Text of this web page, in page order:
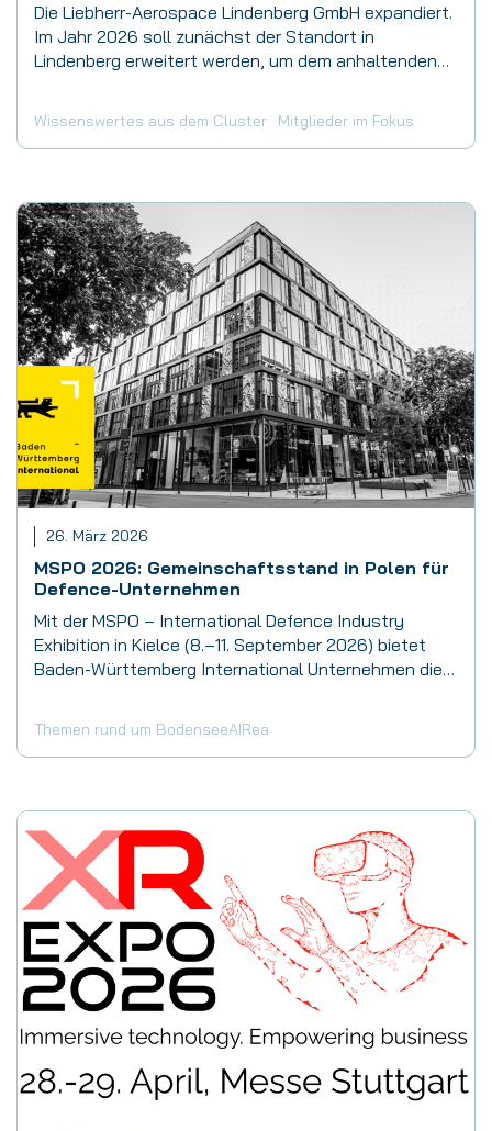
Die Liebherr-Aerospace Lindenberg GmbH expandiert.
Im Jahr 2026 soll zunächst der Standort in
Lindenberg erweitert werden, um dem anhaltenden…
Wissenswertes aus dem Cluster Mitglieder im Fokus
26. März 2026
MSPO 2026: Gemeinschaftsstand in Polen für
Defence-Unternehmen
Mit der MSPO – International Defence Industry
Exhibition in Kielce (8.–11. September 2026) bietet
Baden-Württemberg International Unternehmen die…
Themen rund um BodenseeAIRea